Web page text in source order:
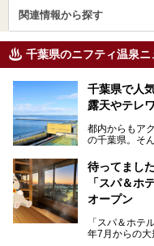
関連情報から探す
千葉県のニフティ温泉ニ
千葉県で人
露天やテレ
都内からもア
の千葉県。そ
「サウナでし
常を味わいた
い」。
そんな多様な
の目的に合っ
待ってまし
「スパ＆ホ
オープン
「スパ＆ホテ
年7月からの